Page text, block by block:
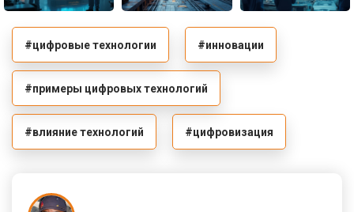
#цифровые технологии #инновации
#примеры цифровых технологий
#влияние технологий #цифровизация